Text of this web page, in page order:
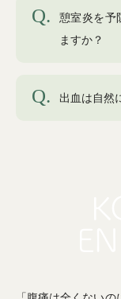
憩室炎を予
ますか？
出血は自然